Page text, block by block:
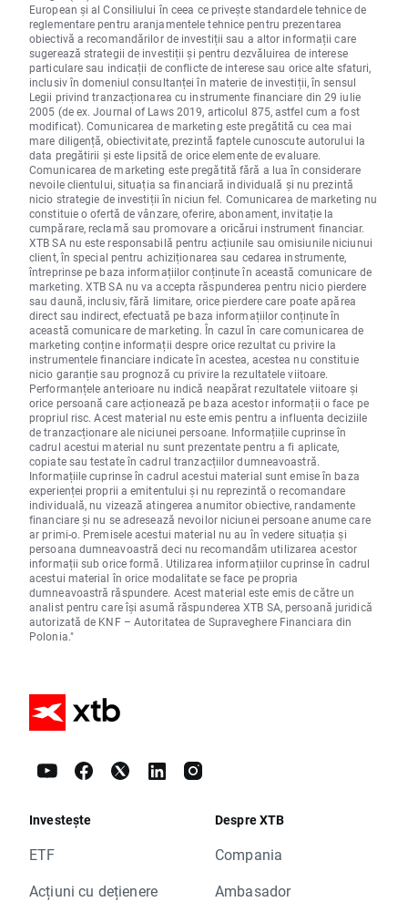
European și al Consiliului în ceea ce privește standardele tehnice de
reglementare pentru aranjamentele tehnice pentru prezentarea
obiectivă a recomandărilor de investiții sau a altor informații care
sugerează strategii de investiții și pentru dezvăluirea de interese
particulare sau indicații de conflicte de interese sau orice alte sfaturi,
inclusiv în domeniul consultanței în materie de investiții, în sensul
Legii privind tranzacționarea cu instrumente financiare din 29 iulie
2005 (de ex. Journal of Laws 2019, articolul 875, astfel cum a fost
modificat). Comunicarea de marketing este pregătită cu cea mai
mare diligență, obiectivitate, prezintă faptele cunoscute autorului la
data pregătirii și este lipsită de orice elemente de evaluare.
Comunicarea de marketing este pregătită fără a lua în considerare
nevoile clientului, situația sa financiară individuală și nu prezintă
nicio strategie de investiții în niciun fel. Comunicarea de marketing nu
constituie o ofertă de vânzare, oferire, abonament, invitație la
cumpărare, reclamă sau promovare a oricărui instrument financiar.
XTB SA nu este responsabilă pentru acțiunile sau omisiunile niciunui
client, în special pentru achiziționarea sau cedarea instrumente,
întreprinse pe baza informațiilor conținute în această comunicare de
marketing. XTB SA nu va accepta răspunderea pentru nicio pierdere
sau daună, inclusiv, fără limitare, orice pierdere care poate apărea
direct sau indirect, efectuată pe baza informațiilor conținute în
această comunicare de marketing. În cazul în care comunicarea de
marketing conține informații despre orice rezultat cu privire la
instrumentele financiare indicate în acestea, acestea nu constituie
nicio garanție sau prognoză cu privire la rezultatele viitoare.
Performanțele anterioare nu indică neapărat rezultatele viitoare și
orice persoană care acționează pe baza acestor informații o face pe
propriul risc. Acest material nu este emis pentru a influenta deciziile
de tranzacționare ale niciunei persoane. Informațiile cuprinse în
cadrul acestui material nu sunt prezentate pentru a fi aplicate,
copiate sau testate în cadrul tranzacțiilor dumneavoastră.
Informațiile cuprinse în cadrul acestui material sunt emise în baza
experienței proprii a emitentului și nu reprezintă o recomandare
individuală, nu vizează atingerea anumitor obiective, randamente
financiare și nu se adresează nevoilor niciunei persoane anume care
ar primi-o. Premisele acestui material nu au în vedere situația și
persoana dumneavoastră deci nu recomandăm utilizarea acestor
informații sub orice formă. Utilizarea informațiilor cuprinse în cadrul
acestui material în orice modalitate se face pe propria
dumneavoastră răspundere. Acest material este emis de către un
analist pentru care își asumă răspunderea XTB SA, persoană juridică
autorizată de KNF – Autoritatea de Supraveghere Financiara din
Polonia."
Investește
ETF
Acțiuni cu dețienere
Despre XTB
Compania
Ambasador